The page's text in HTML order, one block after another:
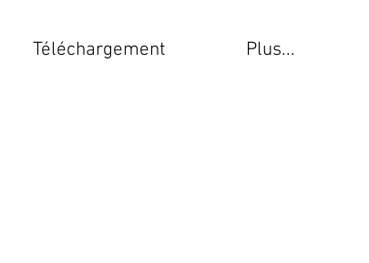
Téléchargement Plus...